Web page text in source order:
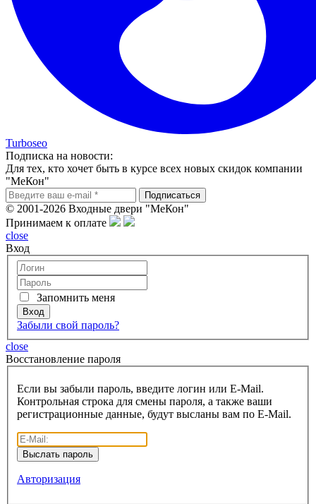
Turboseo
Подписка на новости:
Для тех, кто хочет быть в курсе всех новых скидок компании
"МеКон"
© 2001-2026 Входные двери "МеКон"
Принимаем к оплате
close
Вход
Запомнить меня
Забыли свой пароль?
close
Восcтановление пароля
Если вы забыли пароль, введите логин или E-Mail.
Контрольная строка для смены пароля, а также ваши
регистрационные данные, будут высланы вам по E-Mail.
Авторизация